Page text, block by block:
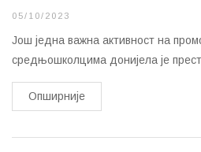
05/10/2023
Још једна важна активност на
средњошколцима донијела је
Опширније